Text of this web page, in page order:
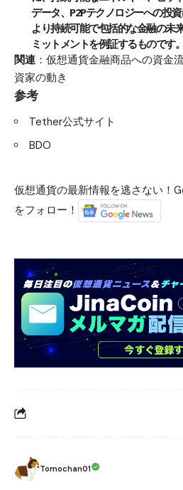
データ、P2Pテクノロジーへの投
より持続可能で包括的な金融の未
ミットメントを例証するものです
関連 ： 仮想通貨金融商品への資金
資家の動き
参考
Tether公式サイト
BDO
仮想通貨の最新情報を逃さない！
をフォロー！
Tomochan01